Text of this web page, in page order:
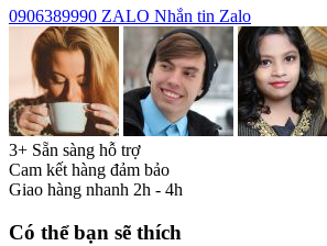
0906389990 ZALO Nhắn tin Zalo
3+ Sẵn sàng hỗ trợ
Cam kết hàng đảm bảo
Giao hàng nhanh 2h - 4h
Có thể bạn sẽ thích